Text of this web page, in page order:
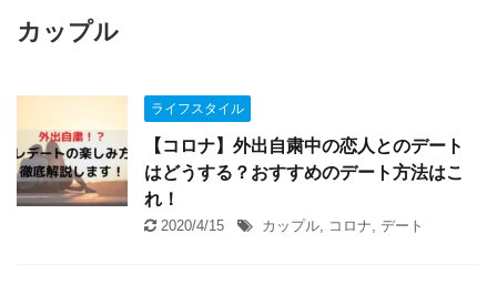
カップル
ライフスタイル
【コロナ】外出自粛中の恋人とのデート
はどうする？おすすめのデート方法はこ
れ！
2020/4/15 カップル, コロナ, デート